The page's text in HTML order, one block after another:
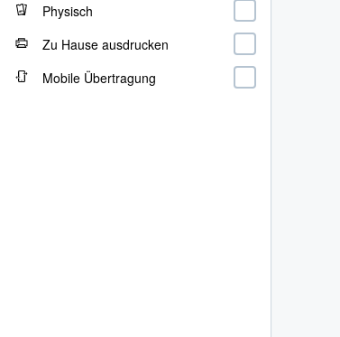
Physisch
Zu Hause ausdrucken
Mobile Übertragung